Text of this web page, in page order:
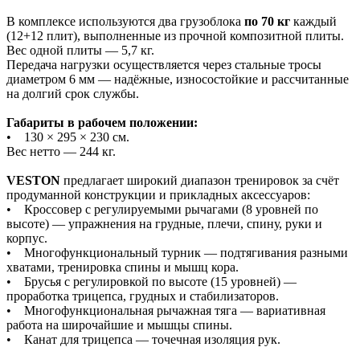
В комплексе используются два грузоблока по 70 кг каждый
(12+12 плит), выполненные из прочной композитной плиты.
Вес одной плиты — 5,7 кг.
Передача нагрузки осуществляется через стальные тросы
диаметром 6 мм — надёжные, износостойкие и рассчитанные
на долгий срок службы.
Габариты в рабочем положении:
• 130 × 295 × 230 см.
Вес нетто — 244 кг.
VESTON предлагает широкий диапазон тренировок за счёт
продуманной конструкции и прикладных аксессуаров:
• Кроссовер с регулируемыми рычагами (8 уровней по
высоте) — упражнения на грудные, плечи, спину, руки и
корпус.
• Многофункциональный турник — подтягивания разными
хватами, тренировка спины и мышц кора.
• Брусья с регулировкой по высоте (15 уровней) —
проработка трицепса, грудных и стабилизаторов.
• Многофункциональная рычажная тяга — вариативная
работа на широчайшие и мышцы спины.
• Канат для трицепса — точечная изоляция рук.